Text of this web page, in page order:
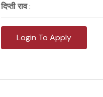
दिप्ती राव:
Login To Apply